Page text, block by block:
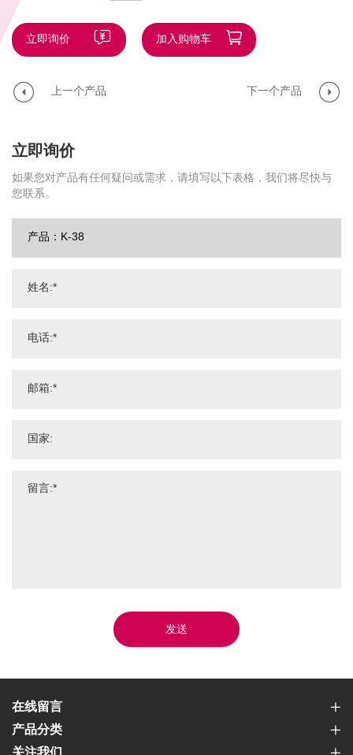
立即询价 加入购物车
上一个产品 下一个产品
立即询价
如果您对产品有任何疑问或需求，请填写以下表格，我们将尽快与
您联系。
发送
在线留言
产品分类